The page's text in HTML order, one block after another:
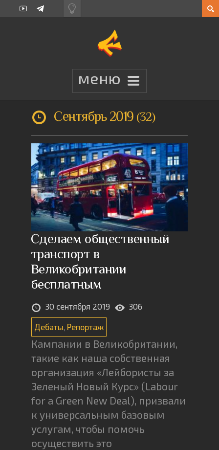
Сентябрь 2019 32
Сделаем общественный
транспорт в
Великобритании
бесплатным
30 сентября 2019 306
Дебаты Репортаж
Кампании в Великобритании,
такие как наша собственная
организация «Лейбористы за
Зеленый Новый Курс» (Labour
for a Green New Deal), призвали
к универсальным базовым
услугам, чтобы помочь
осуществить это